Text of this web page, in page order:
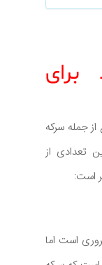
برای
جمله سرکه
تعدادی از
است:
است اما